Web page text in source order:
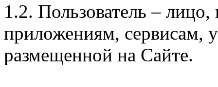
1.2. Пользователь –
приложениям, сервисам,
размещенной на Сайте.